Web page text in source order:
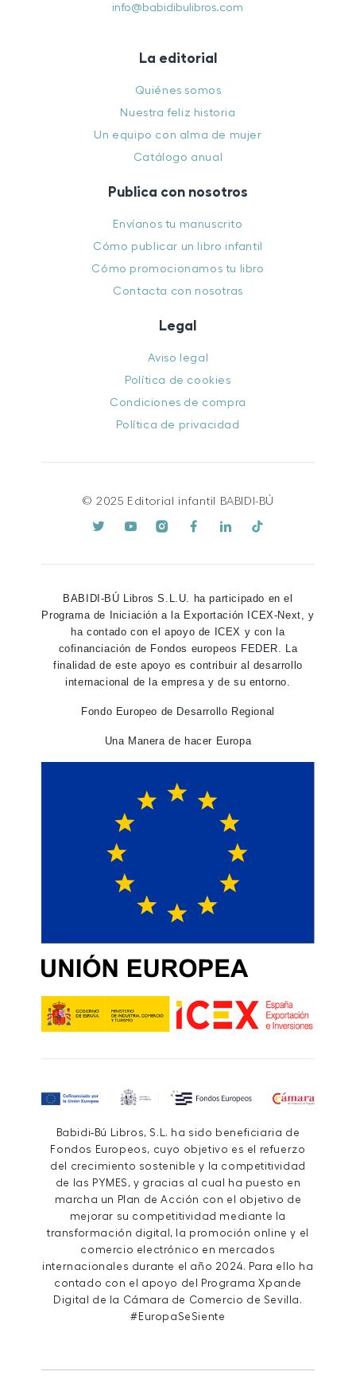
info@babidibulibros.com
La editorial
Quiénes somos
Nuestra feliz historia
Un equipo con alma de mujer
Catálogo anual
Publica con nosotros
Envíanos tu manuscrito
Cómo publicar un libro infantil
Cómo promocionamos tu libro
Contacta con nosotras
Legal
Aviso legal
Política de cookies
Condiciones de compra
Política de privacidad
© 2025 Editorial infantil BABIDI-BÚ
BABIDI-BÚ Libros S.L.U. ha participado en el
Programa de Iniciación a la Exportación ICEX-Next, y
ha contado con el apoyo de ICEX y con la
cofinanciación de Fondos europeos FEDER. La
finalidad de este apoyo es contribuir al desarrollo
internacional de la empresa y de su entorno.
Fondo Europeo de Desarrollo Regional
Una Manera de hacer Europa
Babidi-Bú Libros, S.L. ha sido beneficiaria de
Fondos Europeos, cuyo objetivo es el refuerzo
del crecimiento sostenible y la competitividad
de las PYMES, y gracias al cual ha puesto en
marcha un Plan de Acción con el objetivo de
mejorar su competitividad mediante la
transformación digital, la promoción online y el
comercio electrónico en mercados
internacionales durante el año 2024. Para ello ha
contado con el apoyo del Programa Xpande
Digital de la Cámara de Comercio de Sevilla.
#EuropaSeSiente